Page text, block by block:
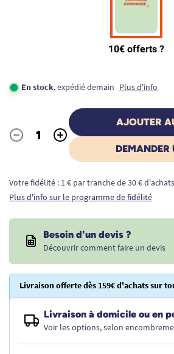
En stock, expédié demain Plus d'info
Quantité
- +
AJOUTER
DEMANDER
Votre fidélité : 1 € par tranche de 30 € d'achats
Plus d'info sur le programme de fidélité
Besoin d'un devis ?
Découvrir comment faire un devis
Livraison offerte dès 159€ d'achats sur
Livraison à domicile ou en
Voir les options, selon